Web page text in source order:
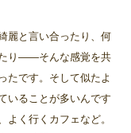
麗と言い合ったり、何
り——そんな感覚を共
たです。そして似たよ
いることが多いんです
よく行くカフェなど。